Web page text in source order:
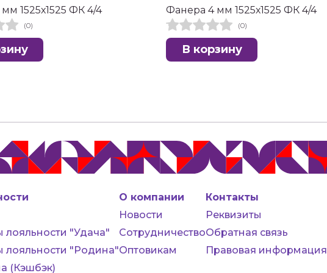
1525х1525 ФК 4/4
(0)
Фанера 4 мм 1525х1525 ФК 4/4
(0)
В корзину
"Удача"
лояльности "Родина"
(Кэшбэк)
О компании
Новости
Сотрудничество
Оптовикам
Контакты
Реквизиты
Обратная связь
Правовая информация